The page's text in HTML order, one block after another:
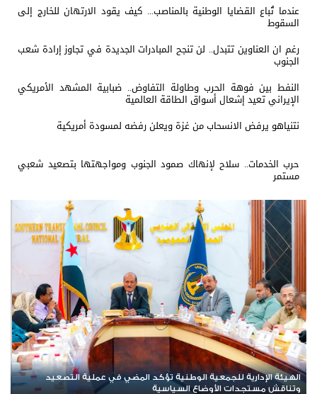
عندما تُباع القضايا الوطنية بالمناصب... كيف يقود الارتهان للخارج إلى
السقوط
رغم ان العناوين تتبدل.. لن تنجح المبادرات الجديدة في تجاوز إرادة شعب
الجنوب
النفط بين فوهة الحرب وطاولة التفاوض.. ضبابية المشهد الأمريكي
الإيراني تعيد إشعال أسواق الطاقة العالمية
نتنياهو يرفض الانسحاب من غزة ويعلن رفضه لمسودة أمريكية
حرب الخدمات.. سلاح لإنهاك صمود الجنوب ومواجهتها بتصعيد شعبي
مستمر
الأمانة العامة تعقد اجتماعها الدوري وتقف أمام مستجدات المشهد
السياسي والاقتصادي في الجنوب